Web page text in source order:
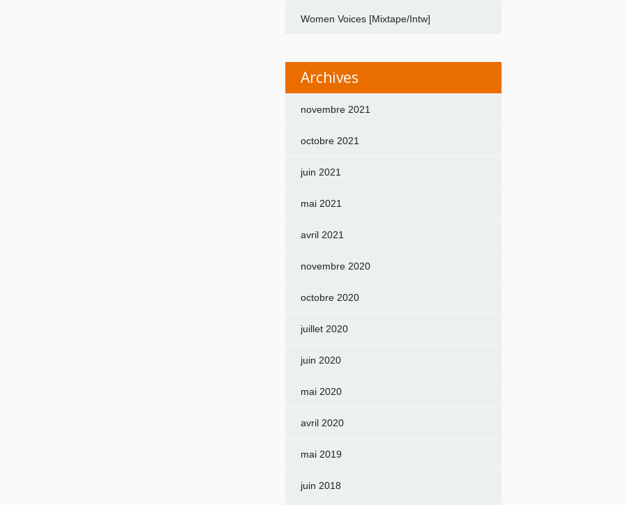
Women Voices [Mixtape/Intw]
Archives
novembre 2021
octobre 2021
juin 2021
mai 2021
avril 2021
novembre 2020
octobre 2020
juillet 2020
juin 2020
mai 2020
avril 2020
mai 2019
juin 2018